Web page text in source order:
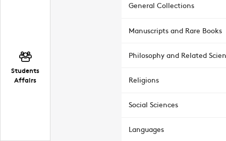
Students
Affairs
General Collections
Manuscripts and Rare Books
Philosophy and Related
Religions
Social Sciences
Languages